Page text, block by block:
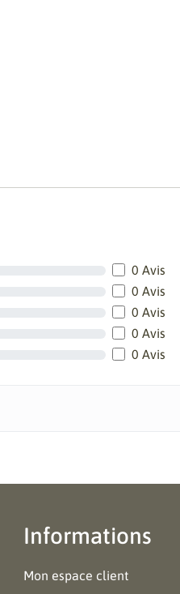
0 Avis
0 Avis
0 Avis
0 Avis
0 Avis
Informations
Mon espace client